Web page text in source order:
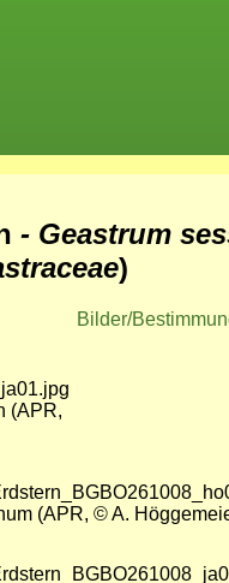
- Geastrum
)
Bilder/
(APR,
(APR, © A.